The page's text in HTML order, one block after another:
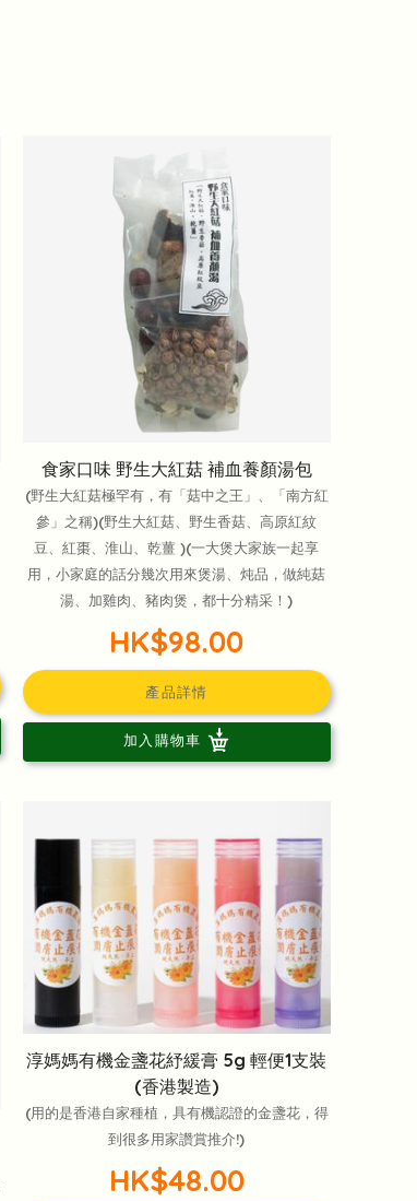
食家口味 野生大紅菇 補血養顏湯包
(野生大紅菇極罕有，有「菇中之王」、「南方紅
參」之稱)(野生大紅菇、野生香菇、高原紅紋
豆、紅棗、淮山、乾薑 )(一大煲大家族一起享
用，小家庭的話分幾次用來煲湯、炖品，做純菇
湯、加雞肉、豬肉煲，都十分精采！)
HK$98.00
產品詳情
加入購物車
淳媽媽有機金盞花紓緩膏 5g 輕便1支裝
(香港製造)
(用的是香港自家種植，具有機認證的金盞花，得
到很多用家讚賞推介!)
HK$48.00